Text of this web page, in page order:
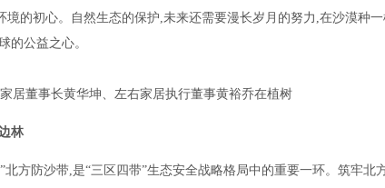
境的初心。自然生态的保护,未来还需要漫长岁月的努力,在沙漠种
的公益之心。
居董事长黄华坤、左右家居执行董事黄裕乔在植树
林
北方防沙带,是“三区四带”生态安全战略格局中的重要一环。筑牢北